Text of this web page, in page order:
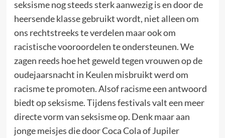
seksisme nog steeds sterk aanwezig is en door de
heersende klasse gebruikt wordt, niet alleen om
ons rechtstreeks te verdelen maar ook om
racistische vooroordelen te ondersteunen. We
zagen reeds hoe het geweld tegen vrouwen op de
oudejaarsnacht in Keulen misbruikt werd om
racisme te promoten. Alsof racisme een antwoord
biedt op seksisme. Tijdens festivals valt een meer
directe vorm van seksisme op. Denk maar aan
jonge meisjes die door Coca Cola of Jupiler